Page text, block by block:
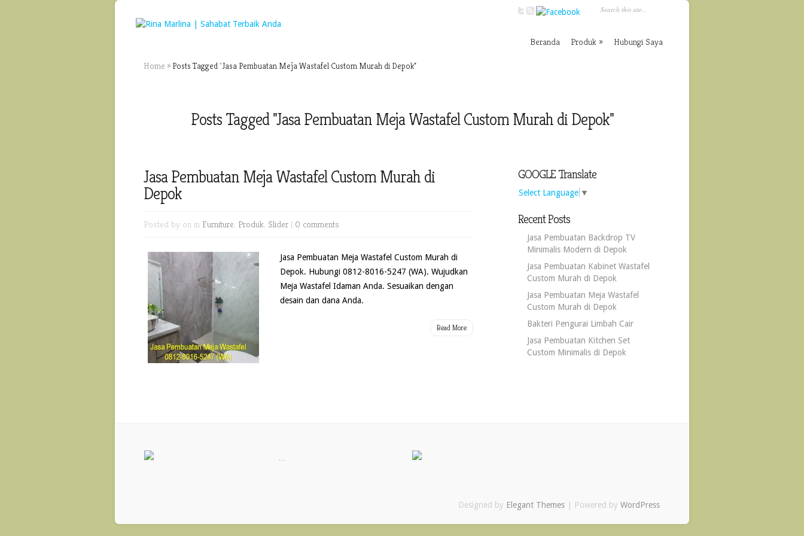
Beranda Produk Hubungi Saya
Home » Posts Tagged"Jasa Pembuatan Meja Wastafel Custom Murah di Depok"
Posts Tagged "Jasa Pembuatan Meja Wastafel Custom Murah di Depok"
Jasa Pembuatan Meja Wastafel Custom Murah di
Depok
Posted by on in Furniture, Produk, Slider | 0 comments
Jasa Pembuatan Meja Wastafel Custom Murah di
Depok. Hubungi 0812-8016-5247 (WA). Wujudkan
Meja Wastafel Idaman Anda. Sesuaikan dengan
desain dan dana Anda.
Read More
GOOGLE Translate
Select Language ▼
Recent Posts
Jasa Pembuatan Backdrop TV
Minimalis Modern di Depok
Jasa Pembuatan Kabinet Wastafel
Custom Murah di Depok
Jasa Pembuatan Meja Wastafel
Custom Murah di Depok
Bakteri Pengurai Limbah Cair
Jasa Pembuatan Kitchen Set
Custom Minimalis di Depok
Designed by Elegant Themes | Powered by WordPress